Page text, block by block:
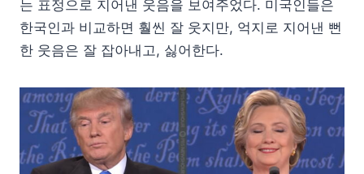
는 표정으로 지어낸 웃음을 보여주었다. 미국인들은
한국인과 비교하면 훨씬 잘 웃지만, 억지로 지어낸 뻔
한 웃음은 잘 잡아내고, 싫어한다.